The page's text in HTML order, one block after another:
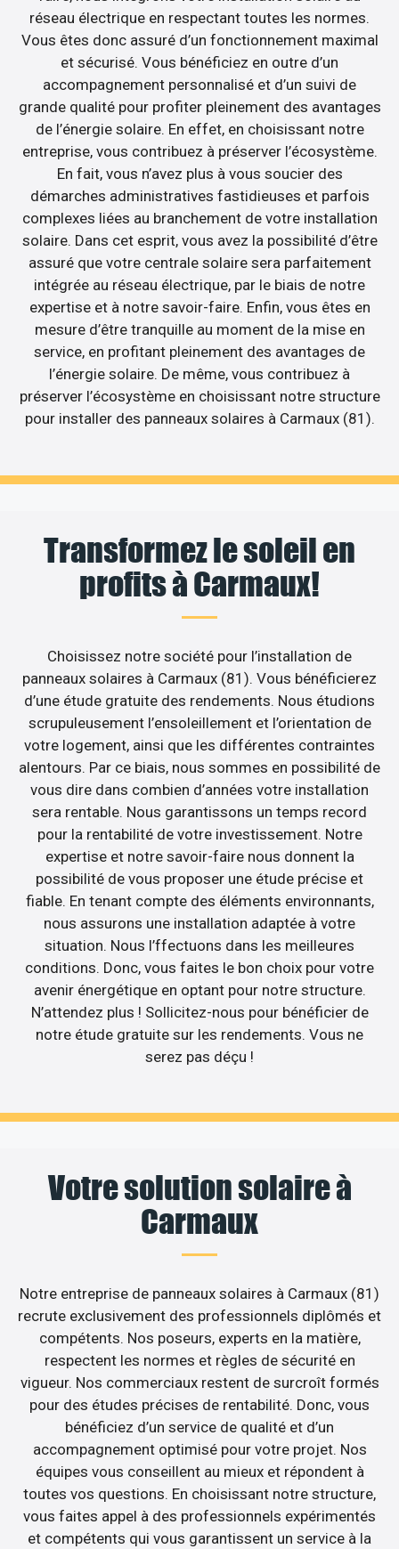
réseau électrique en respectant toutes les normes.
Vous êtes donc assuré d’un fonctionnement maximal
et sécurisé. Vous bénéficiez en outre d’un
accompagnement personnalisé et d’un suivi de
grande qualité pour profiter pleinement des avantages
de l’énergie solaire. En effet, en choisissant notre
entreprise, vous contribuez à préserver l’écosystème.
En fait, vous n’avez plus à vous soucier des
démarches administratives fastidieuses et parfois
complexes liées au branchement de votre installation
solaire. Dans cet esprit, vous avez la possibilité d’être
assuré que votre centrale solaire sera parfaitement
intégrée au réseau électrique, par le biais de notre
expertise et à notre savoir-faire. Enfin, vous êtes en
mesure d’être tranquille au moment de la mise en
service, en profitant pleinement des avantages de
l’énergie solaire. De même, vous contribuez à
préserver l’écosystème en choisissant notre structure
pour installer des panneaux solaires à Carmaux (81).
Transformez le soleil en
profits à Carmaux!
Choisissez notre société pour l’installation de
panneaux solaires à Carmaux (81). Vous bénéficierez
d’une étude gratuite des rendements. Nous étudions
scrupuleusement l’ensoleillement et l’orientation de
votre logement, ainsi que les différentes contraintes
alentours. Par ce biais, nous sommes en possibilité de
vous dire dans combien d’années votre installation
sera rentable. Nous garantissons un temps record
pour la rentabilité de votre investissement. Notre
expertise et notre savoir-faire nous donnent la
possibilité de vous proposer une étude précise et
fiable. En tenant compte des éléments environnants,
nous assurons une installation adaptée à votre
situation. Nous l’ffectuons dans les meilleures
conditions. Donc, vous faites le bon choix pour votre
avenir énergétique en optant pour notre structure.
N’attendez plus ! Sollicitez-nous pour bénéficier de
notre étude gratuite sur les rendements. Vous ne
serez pas déçu !
Votre solution solaire à
Carmaux
Notre entreprise de panneaux solaires à Carmaux (81)
recrute exclusivement des professionnels diplômés et
compétents. Nos poseurs, experts en la matière,
respectent les normes et règles de sécurité en
vigueur. Nos commerciaux restent de surcroît formés
pour des études précises de rentabilité. Donc, vous
bénéficiez d’un service de qualité et d’un
accompagnement optimisé pour votre projet. Nos
équipes vous conseillent au mieux et répondent à
toutes vos questions. En choisissant notre structure,
vous faites appel à des professionnels expérimentés
et compétents qui vous garantissent un service à la